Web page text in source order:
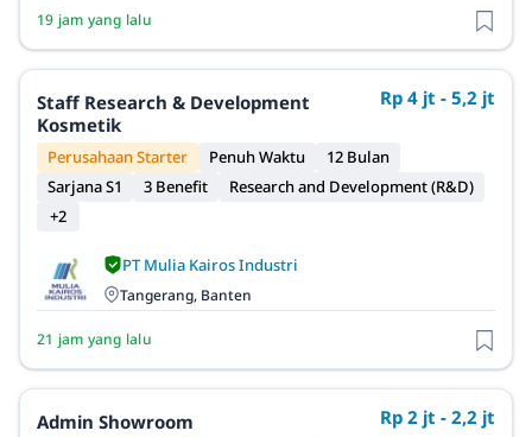
19 jam yang lalu
Staff Research & Development
Kosmetik
Rp 4 jt - 5,2 jt
Perusahaan Starter Penuh Waktu
12 Bulan
Sarjana S1
3 Benefit
Research and Development (R&D)
+2
PT Mulia Kairos Industri
Tangerang, Banten
21 jam yang lalu
Admin Showroom Rp 2 jt - 2,2 jt